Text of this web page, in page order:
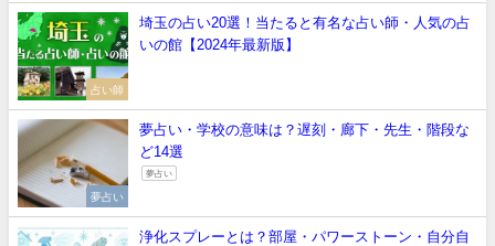
占い師
埼玉の占い20選！当たると有名な占い師・人気の占
いの館【2024年最新版】
夢占い
夢占い・学校の意味は？遅刻・廊下・先生・階段な
ど14選
夢占い
浄化スプレーとは？部屋・パワーストーン・自分自